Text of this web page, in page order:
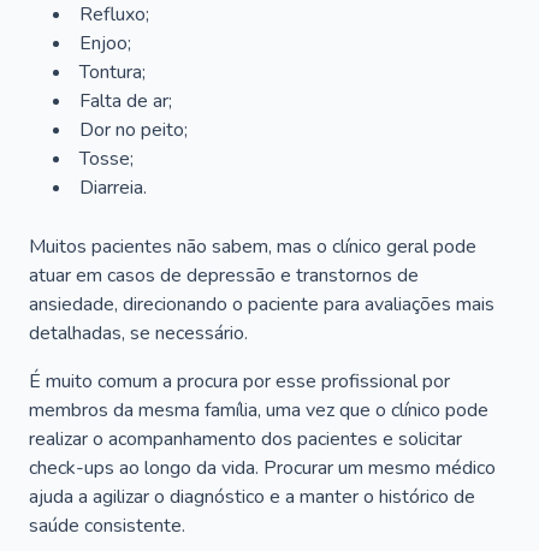
Refluxo;
Enjoo;
Tontura;
Falta de ar;
Dor no peito;
Tosse;
Diarreia.
Muitos pacientes não sabem, mas o clínico geral pode
atuar em casos de depressão e transtornos de
ansiedade, direcionando o paciente para avaliações mais
detalhadas, se necessário.
É muito comum a procura por esse profissional por
membros da mesma família, uma vez que o clínico pode
realizar o acompanhamento dos pacientes e solicitar
check-ups ao longo da vida. Procurar um mesmo médico
ajuda a agilizar o diagnóstico e a manter o histórico de
saúde consistente.